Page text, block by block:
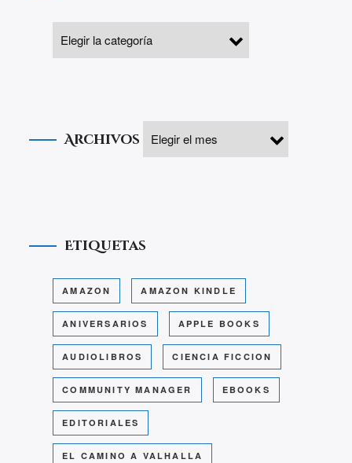
Archivos
Etiquetas
AMAZON AMAZON KINDLE
ANIVERSARIOS APPLE BOOKS
AUDIOLIBROS CIENCIA FICCION
COMMUNITY MANAGER EBOOKS
EDITORIALES
EL CAMINO A VALHALLA